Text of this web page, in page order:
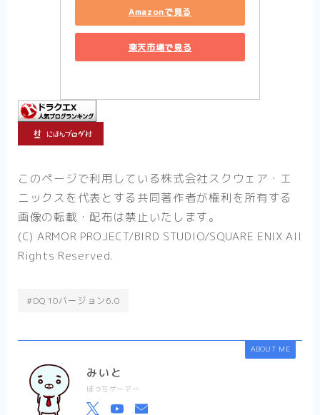
Amazonで見る
楽天市場で見る
このページで利用している株式会社スクウェア・エ
ニックスを代表とする共同著作者が権利を所有する
画像の転載・配布は禁止いたします。
(C) ARMOR PROJECT/BIRD STUDIO/SQUARE ENIX All
Rights Reserved.
#DQ10バージョン6.0
ABOUT ME
みいと
ぼっちゲーマー